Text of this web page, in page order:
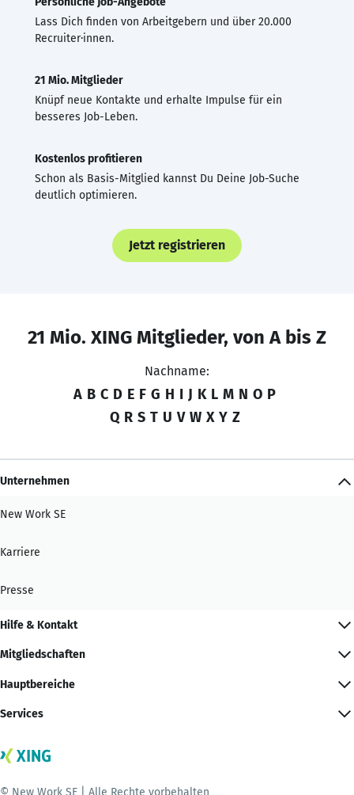
Lass Dich finden von Arbeitgebern und über 20.000
Recruiter·innen.
21 Mio. Mitglieder
Knüpf neue Kontakte und erhalte Impulse für ein
besseres Job-Leben.
Kostenlos profitieren
Schon als Basis-Mitglied kannst Du Deine Job-Suche
deutlich optimieren.
Jetzt registrieren
21 Mio. XING Mitglieder, von A bis Z
Nachname:
A B C D E F G H I J K L M N O P
Q R S T U V W X Y Z
Unternehmen
New Work SE
Karriere
Presse
Hilfe & Kontakt
Mitgliedschaften
Hauptbereiche
Services
© New Work SE | Alle Rechte vorbehalten